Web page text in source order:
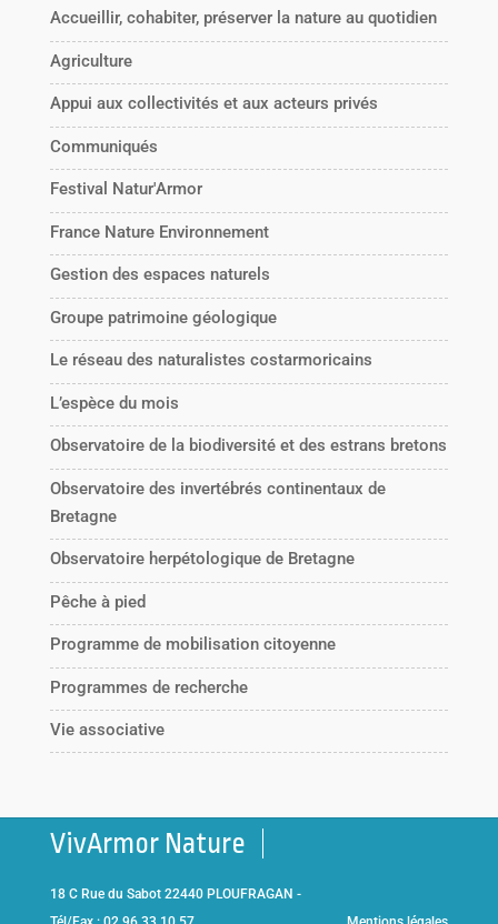
Accueillir, cohabiter, préserver la nature au quotidien
Agriculture
Appui aux collectivités et aux acteurs privés
Communiqués
Festival Natur'Armor
France Nature Environnement
Gestion des espaces naturels
Groupe patrimoine géologique
Le réseau des naturalistes costarmoricains
L’espèce du mois
Observatoire de la biodiversité et des estrans bretons
Observatoire des invertébrés continentaux de
Bretagne
Observatoire herpétologique de Bretagne
Pêche à pied
Programme de mobilisation citoyenne
Programmes de recherche
Vie associative
VivArmor Nature
18 C Rue du Sabot 22440 PLOUFRAGAN -